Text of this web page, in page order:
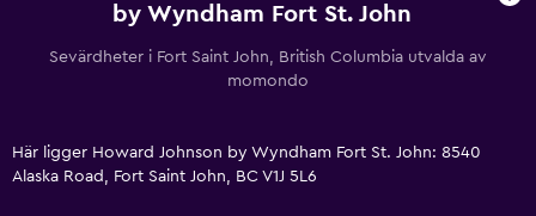
by Wyndham Fort St. John
Sevärdheter i Fort Saint John, British Columbia utvalda av
momondo
Här ligger Howard Johnson by Wyndham Fort St. John: 8540
Alaska Road, Fort Saint John, BC V1J 5L6